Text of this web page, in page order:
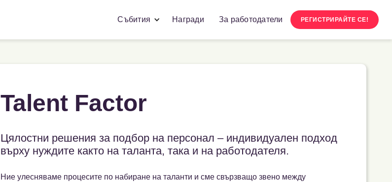
Събития Награди За работодатели РЕГИСТРИРАЙТЕ СЕ!
Talent Factor
Цялостни решения за подбор на персонал – индивидуален подход
върху нуждите както на таланта, така и на работодателя.
Ние улесняваме процесите по набиране на таланти и сме свързващо звено между